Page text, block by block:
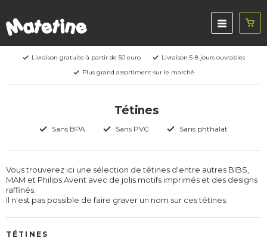
Livraison gratuite à partir de 50 euro
Livraison 5-8 jours ouvrables
Plus grand assortiment sur le marché
Tétines
Sans BPA Sans PVC Sans phthalat
Vous trouverez ici une sélection de tétines d'entre autres BIBS,
MAM et Philips Avent avec de jolis motifs imprimés et des designs
raffinés.
Il n'est pas possible de faire graver un nom sur ces tétines.
TÉTINES